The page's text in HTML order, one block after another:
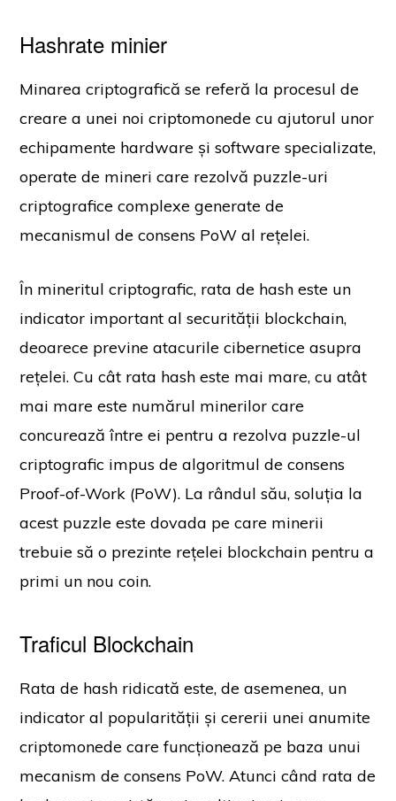
Hashrate minier
Minarea criptografică se referă la procesul de
creare a unei noi criptomonede cu ajutorul unor
echipamente hardware și software specializate,
operate de mineri care rezolvă puzzle-uri
criptografice complexe generate de
mecanismul de consens PoW al rețelei.
În mineritul criptografic, rata de hash este un
indicator important al securității blockchain,
deoarece previne atacurile cibernetice asupra
rețelei. Cu cât rata hash este mai mare, cu atât
mai mare este numărul minerilor care
concurează între ei pentru a rezolva puzzle-ul
criptografic impus de algoritmul de consens
Proof-of-Work (PoW). La rândul său, soluția la
acest puzzle este dovada pe care minerii
trebuie să o prezinte rețelei blockchain pentru a
primi un nou coin.
Traficul Blockchain
Rata de hash ridicată este, de asemenea, un
indicator al popularității și cererii unei anumite
criptomonede care funcționează pe baza unui
mecanism de consens PoW. Atunci când rata de